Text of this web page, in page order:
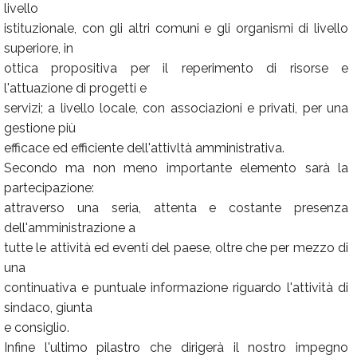
livello
istituzionale, con gli altri comuni e gli organismi di livello
superiore, in
ottica propositiva per il reperimento di risorse e
l'attuazione di progetti e
servizi; a livello locale, con associazioni e privati, per una
gestione più
efficace ed efficiente dell'attivltà amministrativa.
Secondo ma non meno importante elemento sarà la
partecipazione:
attraverso una seria, attenta e costante presenza
dell'amministrazione a
tutte le attività ed eventi del paese, oltre che per mezzo di
una
continuativa e puntuale informazione riguardo l'attività di
sindaco, giunta
e consiglio.
Infine l'ultimo pilastro che dirigerà il nostro impegno